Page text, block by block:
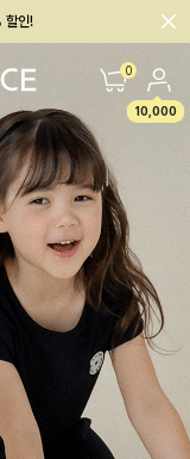
할인!
0
10,000
터/상의 하의/레깅스